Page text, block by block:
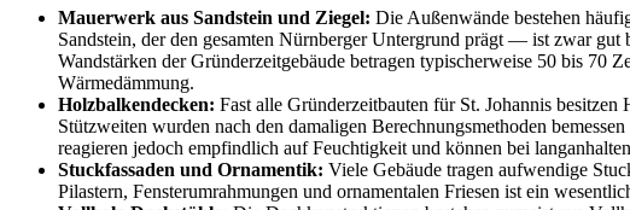
Mauerwerk aus Sandstein und Ziegel: Die Außenwände bestehen
Sandstein, der den gesamten Nürnberger Untergrund prägt — ist zwar
Wandstärken der Gründerzeitgebäude betragen typischerweise 50 bis 70
Wärmedämmung.
Holzbalkendecken: Fast alle Gründerzeitbauten für St. Johannis
Stützweiten wurden nach den damaligen Berechnungsmethoden
reagieren jedoch empfindlich auf Feuchtigkeit und können bei
Stuckfassaden und Ornamentik: Viele Gebäude tragen aufwendige
Pilastern, Fensterumrahmungen und ornamentalen Friesen ist ein